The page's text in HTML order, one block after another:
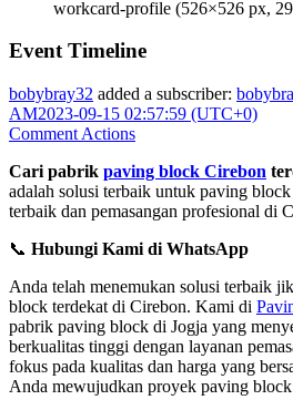
workcard-profile (526×526 px,
Event Timeline
bobybray32 added a subscriber:
AM2023-09-15 02:57:59 (UTC+0)
Comment Actions
Cari pabrik paving block Cirebon
adalah solusi terbaik untuk paving
terbaik dan pemasangan profesional di
📞 Hubungi Kami di WhatsApp
Anda telah menemukan solusi terbaik
block terdekat di Cirebon. Kami di
pabrik paving block di Jogja yang
berkualitas tinggi dengan layanan
fokus pada kualitas dan harga yang
Anda mewujudkan proyek paving